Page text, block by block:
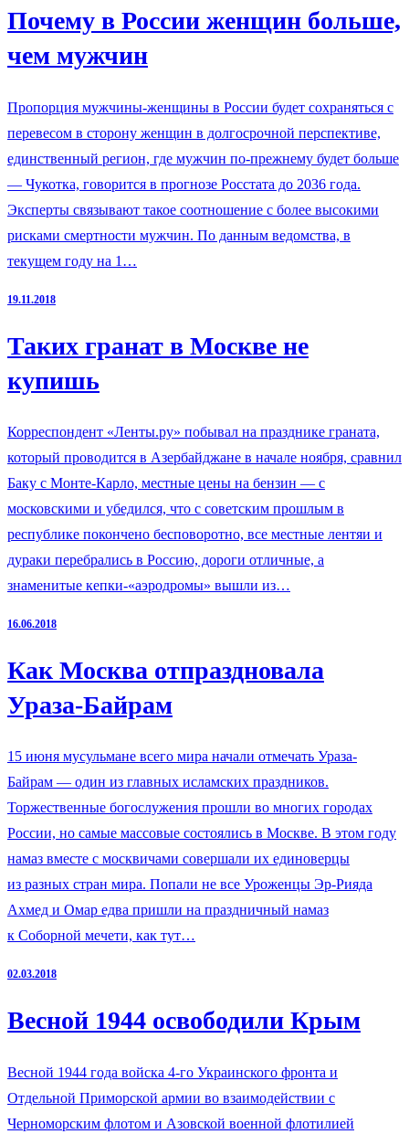
Почему в России женщин больше,
чем мужчин
Пропорция мужчины-женщины в России будет сохраняться с
перевесом в сторону женщин в долгосрочной перспективе,
единственный регион, где мужчин по-прежнему будет больше
— Чукотка, говорится в прогнозе Росстата до 2036 года.
Эксперты связывают такое соотношение с более высокими
рисками смертности мужчин. По данным ведомства, в
текущем году на 1…
19.11.2018
Таких гранат в Москве не
купишь
Корреспондент «Ленты.ру» побывал на празднике граната,
который проводится в Азербайджане в начале ноября, сравнил
Баку с Монте-Карло, местные цены на бензин — с
московскими и убедился, что с советским прошлым в
республике покончено бесповоротно, все местные лентяи и
дураки перебрались в Россию, дороги отличные, а
знаменитые кепки-«аэродромы» вышли из…
16.06.2018
Как Москва отпраздновала
Ураза-Байрам
15 июня мусульмане всего мира начали отмечать Ураза-
Байрам — один из главных исламских праздников.
Торжественные богослужения прошли во многих городах
России, но самые массовые состоялись в Москве. В этом году
намаз вместе с москвичами совершали их единоверцы
из разных стран мира. Попали не все Уроженцы Эр-Рияда
Ахмед и Омар едва пришли на праздничный намаз
к Соборной мечети, как тут…
02.03.2018
Весной 1944 освободили Крым
Весной 1944 года войска 4-го Украинского фронта и
Отдельной Приморской армии во взаимодействии с
Черноморским флотом и Азовской военной флотилией